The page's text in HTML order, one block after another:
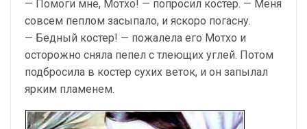
— Помоги мне, Мотхо! — попросил костер. — Меня
совсем пеплом засыпало, и яскоро погасну.
— Бедный костер! — пожалела его Мотхо и
осторожно сняла пепел с тлеющих углей. Потом
подбросила в костер сухих веток, и он запылал
ярким пламенем.